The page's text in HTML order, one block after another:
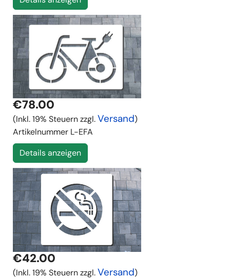
€78.00
(Inkl. 19% Steuern zzgl.Versand)
Artikelnummer L-EFA
Details anzeigen
€42.00
(Inkl. 19% Steuern zzgl.Versand)